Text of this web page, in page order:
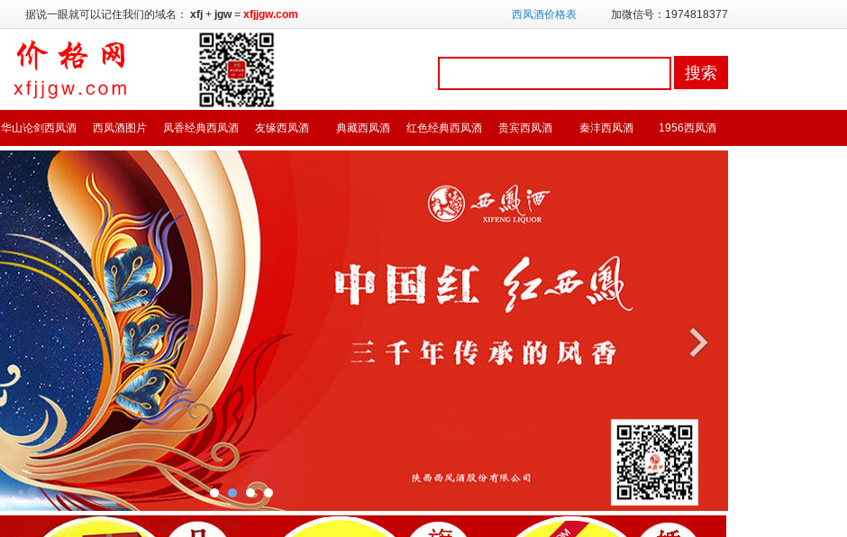
据说一眼就可以记住我们的域名： xfj + jgw= xfjjgw.com 西凤酒价格表 加微信号：1974818377
华山论剑西凤酒 西凤酒图片 凤香经典西凤酒 友缘西凤酒 典藏西凤酒 红色经典西凤酒 贵宾西凤酒 秦沣西凤酒 1956西凤酒